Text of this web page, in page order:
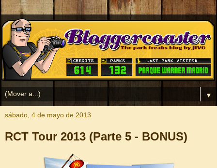
▼
sábado, 4 de mayo de 2013
RCT Tour 2013 (Parte 5 - BONUS)